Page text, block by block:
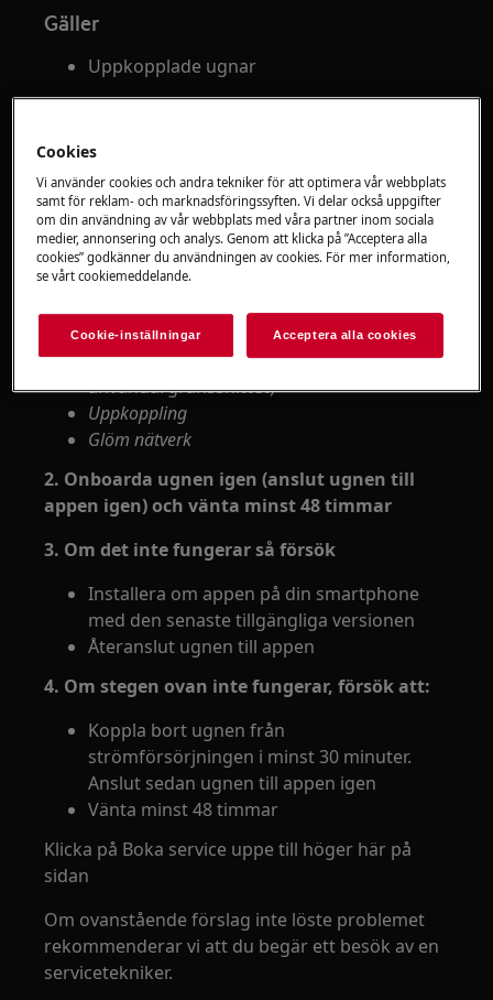
Gäller
Uppkopplade ugnar
uppdateringen" visas i appen rekommenderar vi
följande steg:
1. Ta bort den befintliga WiFi-anslutningen i
Inställningar(inställningsstegen kan skilja
sig något beroende på
användargränssnittet)
Uppkoppling
Glöm nätverk
2. Onboarda ugnen igen (anslut ugnen till
appen igen) och vänta minst 48 timmar
3. Om det inte fungerar så försök
Installera om appen på din smartphone
med den senaste tillgängliga versionen
Återanslut ugnen till appen
4. Om stegen ovan inte fungerar, försök att:
Koppla bort ugnen från
strömförsörjningen i minst 30 minuter.
Anslut sedan ugnen till appen igen
Vänta minst 48 timmar
Klicka på Boka service uppe till höger här på
sidan
Om ovanstående förslag inte löste problemet
rekommenderar vi att du begär ett besök av en
servicetekniker.
Cookies
Vi använder cookies och andra tekniker för att optimera vår webbplats
samt för reklam- och marknadsföringssyften. Vi delar också uppgifter
om din användning av vår webbplats med våra partner inom sociala
medier, annonsering och analys. Genom att klicka på ”Acceptera alla
cookies” godkänner du användningen av cookies. För mer information,
se vårt cookiemeddelande.
Cookie-inställningar Acceptera alla cookies